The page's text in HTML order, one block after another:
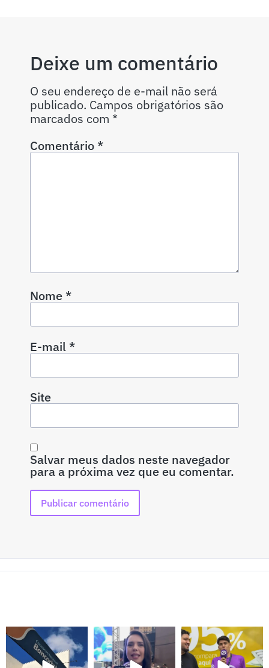
Deixe um comentário
O seu endereço de e-mail não será
publicado. Campos obrigatórios são
marcados com *
Comentário*
Nome*
E-mail*
Site
Salvar meus dados neste navegador
para a próxima vez que eu comentar.